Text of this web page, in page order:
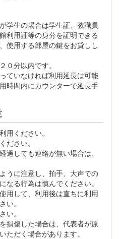
学生の場合は学生証、教職員
利用証等の身分を証明できる
使用する部屋の鍵をお貸しし
０分以内です。
ていなければ利用延長は可能
時間内にカウンターで延長手
用ください。
ださい。
過しても連絡が無い場合は、
うに注意し、拍手、大声での
なる行為は慎んでください。
用して、利用後は直ちに利用
い。
い。
損傷した場合は、代表者が原
ただく場合があります。